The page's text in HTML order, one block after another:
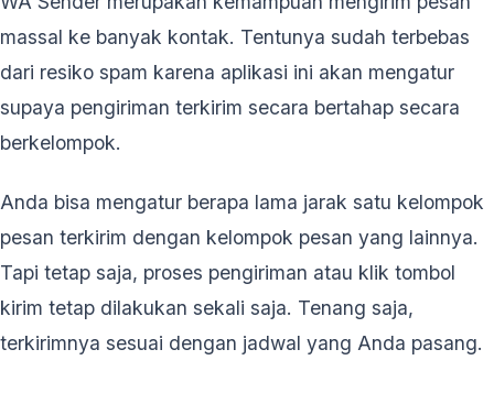
massal ke banyak kontak. Tentunya sudah terbebas
dari resiko spam karena aplikasi ini akan mengatur
supaya pengiriman terkirim secara bertahap secara
berkelompok.
Anda bisa mengatur berapa lama jarak satu kelompok
pesan terkirim dengan kelompok pesan yang lainnya.
Tapi tetap saja, proses pengiriman atau klik tombol
kirim tetap dilakukan sekali saja. Tenang saja,
terkirimnya sesuai dengan jadwal yang Anda pasang.